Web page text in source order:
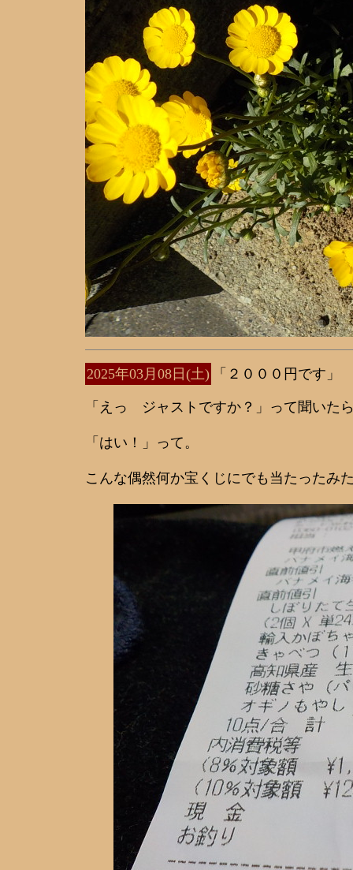
2025年03月08日(土) 「２０００円です」
「えっ ジャストですか？」って聞いた
「はい！」って。
こんな偶然何か宝くじにでも当たったみ